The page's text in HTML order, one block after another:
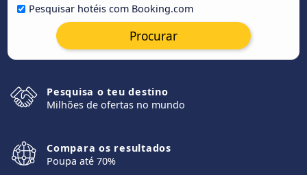
Pesquisar hotéis com Booking.com
Procurar
Pesquisa o teu destino
Milhões de ofertas no mundo
Compara os resultados
Poupa até 70%